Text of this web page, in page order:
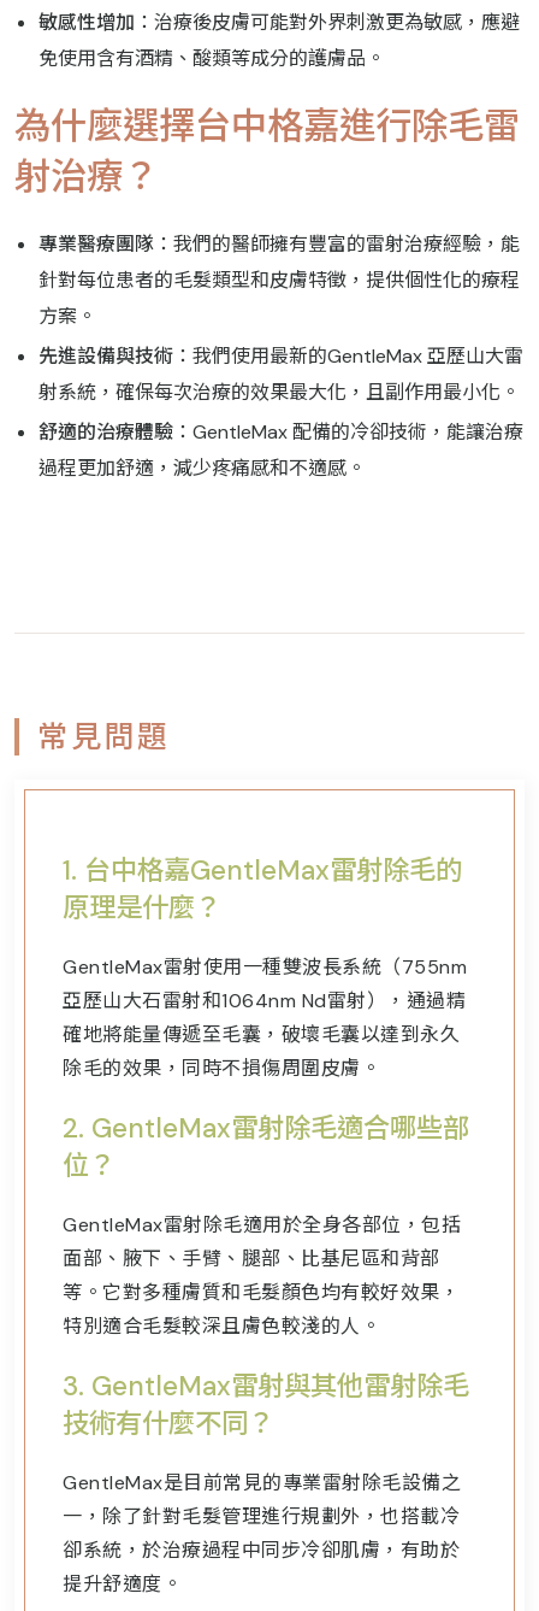
敏感性增加 ：治療後皮膚可能對外界刺激更為敏感，應避
免使用含有酒精、酸類等成分的護膚品。
為什麼選擇台中格嘉進行除毛雷
射治療？
專業醫療團隊 ：我們的醫師擁有豐富的雷射治療經驗，能
針對每位患者的毛髮類型和皮膚特徵，提供個性化的療程
方案。
先進設備與技術 ：我們使用最新的GentleMax 亞歷山大雷
射系統，確保每次治療的效果最大化，且副作用最小化。
舒適的治療體驗 ：GentleMax 配備的冷卻技術，能讓治療
過程更加舒適，減少疼痛感和不適感。
常見問題
1. 台中格嘉GentleMax雷射除毛的
原理是什麼？
GentleMax雷射使用一種雙波長系統（755nm
亞歷山大石雷射和1064nm Nd雷射），通過精
確地將能量傳遞至毛囊，破壞毛囊以達到永久
除毛的效果，同時不損傷周圍皮膚。
2. GentleMax雷射除毛適合哪些部
位？
GentleMax雷射除毛適用於全身各部位，包括
面部、腋下、手臂、腿部、比基尼區和背部
等。它對多種膚質和毛髮顏色均有較好效果，
特別適合毛髮較深且膚色較淺的人。
3. GentleMax雷射與其他雷射除毛
技術有什麼不同？
GentleMax是目前常見的專業雷射除毛設備之
一，除了針對毛髮管理進行規劃外，也搭載冷
卻系統，於治療過程中同步冷卻肌膚，有助於
提升舒適度。